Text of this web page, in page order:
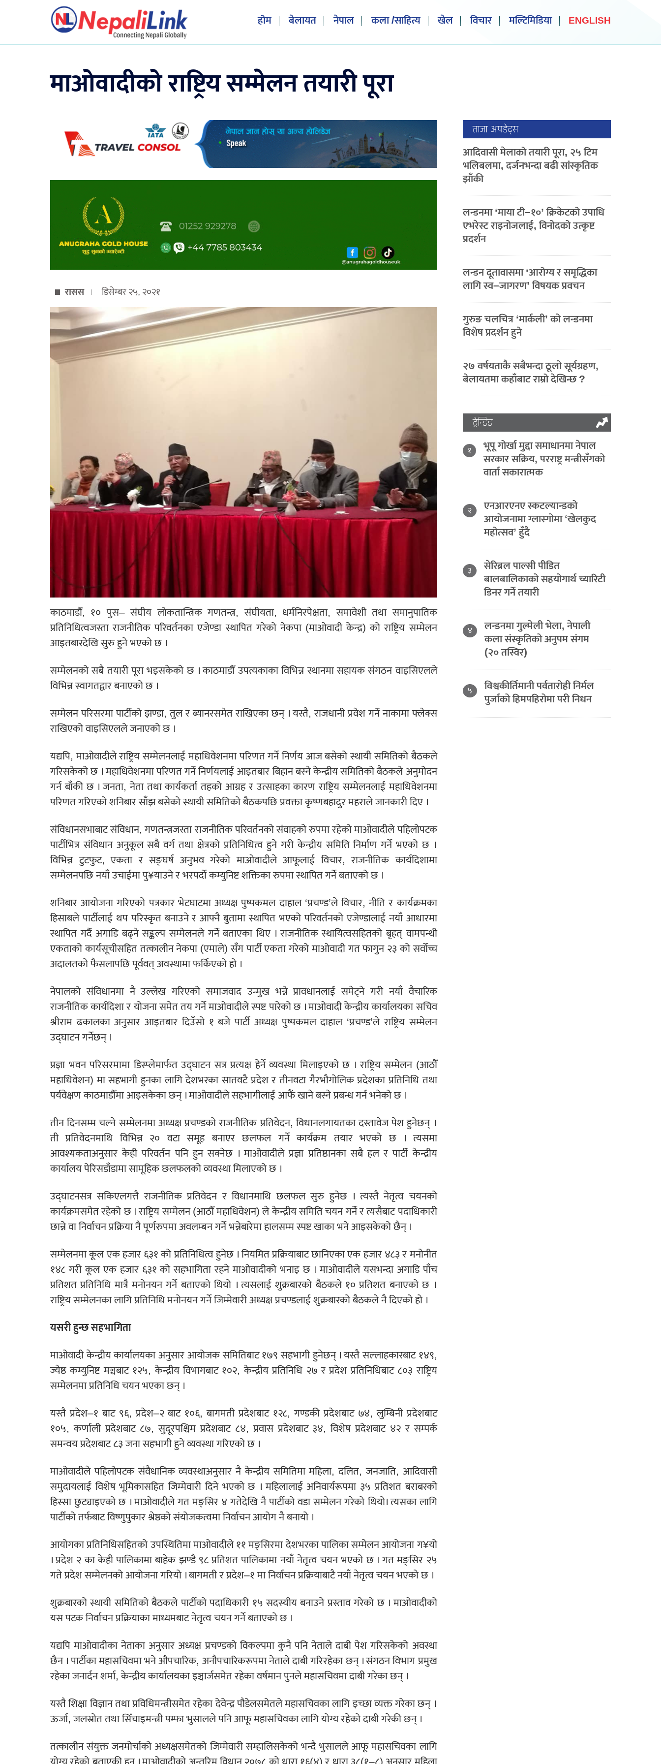
होम बेलायत नेपाल कला /साहित्य खेल विचार मल्टिमिडिया ENGLISH
माओवादीको राष्ट्रिय सम्मेलन तयारी पूरा
रासस डिसेम्बर २५, २०२१
काठमाडौँ, १० पुस– संघीय लोकतान्त्रिक गणतन्त्र, संघीयता, धर्मनिरपेक्षता, समावेशी तथा समानुपातिक
प्रतिनिधित्वजस्ता राजनीतिक परिवर्तनका एजेण्डा स्थापित गरेको नेकपा (माओवादी केन्द्र) को राष्ट्रिय सम्मेलन
आइतबारदेखि सुरु हुने भएको छ ।
सम्मेलनको सबै तयारी पूरा भइसकेको छ । काठमाडौँ उपत्यकाका विभिन्न स्थानमा सहायक संगठन वाइसिएलले
विभिन्न स्वागतद्वार बनाएको छ ।
सम्मेलन परिसरमा पार्टीको झण्डा, तुल र ब्यानरसमेत राखिएका छन् । यस्तै, राजधानी प्रवेश गर्ने नाकामा फ्लेक्स
राखिएको वाइसिएलले जनाएको छ ।
यद्यपि, माओवादीले राष्ट्रिय सम्मेलनलाई महाधिवेशनमा परिणत गर्ने निर्णय आज बसेको स्थायी समितिको बैठकले
गरिसकेको छ । महाधिवेशनमा परिणत गर्ने निर्णयलाई आइतबार बिहान बस्ने केन्द्रीय समितिको बैठकले अनुमोदन
गर्न बाँकी छ । जनता, नेता तथा कार्यकर्ता तहको आग्रह र उत्साहका कारण राष्ट्रिय सम्मेलनलाई महाधिवेशनमा
परिणत गरिएको शनिबार साँझ बसेको स्थायी समितिको बैठकपछि प्रवक्ता कृष्णबहादुर महराले जानकारी दिए ।
संविधानसभाबाट संविधान, गणतन्त्रजस्ता राजनीतिक परिवर्तनको संवाहको रुपमा रहेको माओवादीले पहिलोपटक
पार्टीभित्र संविधान अनुकूल सबै वर्ग तथा क्षेत्रको प्रतिनिधित्व हुने गरी केन्द्रीय समिति निर्माण गर्ने भएको छ ।
विभिन्न टुटफुट, एकता र सङ्घर्ष अनुभव गरेको माओवादीले आफूलाई विचार, राजनीतिक कार्यदिशामा
सम्मेलनपछि नयाँ उचाईमा पु¥याउने र भरपर्दो कम्युनिष्ट शक्तिका रुपमा स्थापित गर्ने बताएको छ ।
शनिबार आयोजना गरिएको पत्रकार भेटघाटमा अध्यक्ष पुष्पकमल दाहाल ‘प्रचण्ड’ले विचार, नीति र कार्यक्रमका
हिसाबले पार्टीलाई थप परिस्कृत बनाउने र आफ्नै बुतामा स्थापित भएको परिवर्तनको एजेण्डालाई नयाँ आधारमा
स्थापित गर्दै अगाडि बढ्ने सङ्कल्प सम्मेलनले गर्ने बताएका थिए । राजनीतिक स्थायित्वसहितको बृहत् वामपन्थी
एकताको कार्यसूचीसहित तत्कालीन नेकपा (एमाले) सँग पार्टी एकता गरेको माओवादी गत फागुन २३ को सर्वोच्च
अदालतको फैसलापछि पूर्ववत् अवस्थामा फर्किएको हो ।
नेपालको संविधानमा नै उल्लेख गरिएको समाजवाद उन्मुख भन्ने प्रावधानलाई समेट्ने गरी नयाँ वैचारिक
राजनीतिक कार्यदिशा र योजना समेत तय गर्ने माओवादीले स्पष्ट पारेको छ । माओवादी केन्द्रीय कार्यालयका सचिव
श्रीराम ढकालका अनुसार आइतबार दिउँसो १ बजे पार्टी अध्यक्ष पुष्पकमल दाहाल ‘प्रचण्ड’ले राष्ट्रिय सम्मेलन
उद्घाटन गर्नेछन् ।
प्रज्ञा भवन परिसरमामा डिस्प्लेमार्फत उद्घाटन सत्र प्रत्यक्ष हेर्ने व्यवस्था मिलाइएको छ । राष्ट्रिय सम्मेलन (आठौँ
महाधिवेशन) मा सहभागी हुनका लागि देशभरका सातवटै प्रदेश र तीनवटा गैरभौगोलिक प्रदेशका प्रतिनिधि तथा
पर्यवेक्षण काठमाडौँमा आइसकेका छन् । माओवादीले सहभागीलाई आफैं खाने बस्ने प्रबन्ध गर्न भनेको छ ।
तीन दिनसम्म चल्ने सम्मेलनमा अध्यक्ष प्रचण्डको राजनीतिक प्रतिवेदन, विधानलगायतका दस्तावेज पेश हुनेछन् ।
ती प्रतिवेदनमाथि विभिन्न २० वटा समूह बनाएर छलफल गर्ने कार्यक्रम तयार भएको छ । त्यसमा
आवश्यकताअनुसार केही परिवर्तन पनि हुन सक्नेछ । माओवादीले प्रज्ञा प्रतिष्ठानका सबै हल र पार्टी केन्द्रीय
कार्यालय पेरिसडाँडामा सामूहिक छलफलको व्यवस्था मिलाएको छ ।
उद्घाटनसत्र सकिएलगत्तै राजनीतिक प्रतिवेदन र विधानमाथि छलफल सुरु हुनेछ । त्यस्तै नेतृत्व चयनको
कार्यक्रमसमेत रहेको छ । राष्ट्रिय सम्मेलन (आठौँ महाधिवेशन) ले केन्द्रीय समिति चयन गर्ने र त्यसैबाट पदाधिकारी
छान्ने वा निर्वाचन प्रक्रिया नै पूर्णरुपमा अवलम्बन गर्ने भन्नेबारेमा हालसम्म स्पष्ट खाका भने आइसकेको छैन् ।
सम्मेलनमा कूल एक हजार ६३१ को प्रतिनिधित्व हुनेछ । नियमित प्रक्रियाबाट छानिएका एक हजार ४८३ र मनोनीत
१४८ गरी कूल एक हजार ६३१ को सहभागिता रहने माओवादीको भनाइ छ । माओवादीले यसभन्दा अगाडि पाँच
प्रतिशत प्रतिनिधि मात्रै मनोनयन गर्ने बताएको थियो । त्यसलाई शुक्रबारको बैठकले १० प्रतिशत बनाएको छ ।
राष्ट्रिय सम्मेलनका लागि प्रतिनिधि मनोनयन गर्ने जिम्मेवारी अध्यक्ष प्रचण्डलाई शुक्रबारको बैठकले नै दिएको हो ।
यसरी हुन्छ सहभागिता
माओवादी केन्द्रीय कार्यालयका अनुसार आयोजक समितिबाट १७९ सहभागी हुनेछन् । यस्तै सल्लाहकारबाट १४९,
ज्येष्ठ कम्युनिष्ट मञ्चबाट १२५, केन्द्रीय विभागबाट १०२, केन्द्रीय प्रतिनिधि २७ र प्रदेश प्रतिनिधिबाट ८०३ राष्ट्रिय
सम्मेलनमा प्रतिनिधि चयन भएका छन् ।
यस्तै प्रदेश–१ बाट ९६, प्रदेश–२ बाट १०६, बागमती प्रदेशबाट १२८, गण्डकी प्रदेशबाट ७४, लुम्बिनी प्रदेशबाट
१०५, कर्णाली प्रदेशबाट ८७, सुदूरपश्चिम प्रदेशबाट ८४, प्रवास प्रदेशबाट ३४, विशेष प्रदेशबाट ४२ र सम्पर्क
समन्वय प्रदेशबाट ८३ जना सहभागी हुने व्यवस्था गरिएको छ ।
माओवादीले पहिलोपटक संवैधानिक व्यवस्थाअनुसार नै केन्द्रीय समितिमा महिला, दलित, जनजाति, आदिवासी
समुदायलाई विशेष भूमिकासहित जिम्मेवारी दिने भएको छ । महिलालाई अनिवार्यरूपमा ३५ प्रतिशत बराबरको
हिस्सा छुट्याइएको छ । माओवादीले गत मङ्सिर ४ गतेदेखि नै पार्टीको वडा सम्मेलन गरेको थियो। त्यसका लागि
पार्टीको तर्फबाट विष्णुपुकार श्रेष्ठको संयोजकत्वमा निर्वाचन आयोग नै बनायो ।
आयोगका प्रतिनिधिसहितको उपस्थितिमा माओवादीले ११ मङ्सिरमा देशभरका पालिका सम्मेलन आयोजना ग¥यो
। प्रदेश २ का केही पालिकामा बाहेक झण्डै ९८ प्रतिशत पालिकामा नयाँ नेतृत्व चयन भएको छ । गत मङ्सिर २५
गते प्रदेश सम्मेलनको आयोजना गरियो । बागमती र प्रदेश–१ मा निर्वाचन प्रक्रियाबाटै नयाँ नेतृत्व चयन भएको छ ।
शुक्रबारको स्थायी समितिको बैठकले पार्टीको पदाधिकारी १५ सदस्यीय बनाउने प्रस्ताव गरेको छ । माओवादीको
यस पटक निर्वाचन प्रक्रियाका माध्यमबाट नेतृत्व चयन गर्ने बताएको छ ।
यद्यपि माओवादीका नेताका अनुसार अध्यक्ष प्रचण्डको विकल्पमा कुनै पनि नेताले दाबी पेश गरिसकेको अवस्था
छैन । पार्टीका महासचिवमा भने औपचारिक, अनौपचारिकरूपमा नेताले दाबी गरिरहेका छन् । संगठन विभाग प्रमुख
रहेका जनार्दन शर्मा, केन्द्रीय कार्यालयका इञ्चार्जसमेत रहेका वर्षमान पुनले महासचिवमा दाबी गरेका छन् ।
यस्तै शिक्षा विज्ञान तथा प्रविधिमन्त्रीसमेत रहेका देवेन्द्र पौडेलसमेतले महासचिवका लागि इच्छा व्यक्त गरेका छन् ।
ऊर्जा, जलस्रोत तथा सिँचाइमन्त्री पम्फा भुसालले पनि आफू महासचिवका लागि योग्य रहेको दाबी गरेकी छन् ।
तत्कालीन संयुक्त जनमोर्चाको अध्यक्षसमेतको जिम्मेवारी सम्हालिसकेको भन्दै भुसालले आफू महासचिवका लागि
ताजा अपडेट्स
आदिवासी मेलाको तयारी पूरा, २५ टिम
भलिबलमा, दर्जनभन्दा बढी सांस्कृतिक
झाँकी
लन्डनमा ‘माया टी–१०’ क्रिकेटको उपाधि
एभरेस्ट राइनोजलाई, विनोदको उत्कृष्ट
प्रदर्शन
लन्डन दूतावासमा ‘आरोग्य र समृद्धिका
लागि स्व–जागरण’ विषयक प्रवचन
गुरुङ चलचित्र ‘मार्कली’ को लन्डनमा
विशेष प्रदर्शन हुने
२७ वर्षयताकै सबैभन्दा ठूलो सूर्यग्रहण,
बेलायतमा कहाँबाट राम्रो देखिन्छ ?
ट्रेन्डिङ
१ भूपू गोर्खा मुद्दा समाधानमा नेपाल
सरकार सक्रिय, परराष्ट्र मन्त्रीसँगको
वार्ता सकारात्मक
२ एनआरएनए स्कटल्यान्डको
आयोजनामा ग्लास्गोमा ‘खेलकुद
महोत्सव’ हुँदै
३ सेरिब्रल पाल्सी पीडित
बालबालिकाको सहयोगार्थ च्यारिटी
डिनर गर्ने तयारी
४ लन्डनमा गुल्मेली भेला, नेपाली
कला संस्कृतिको अनुपम संगम
(२० तस्विर)
५ विश्वकीर्तिमानी पर्वतारोही निर्मल
पुर्जाको हिमपहिरोमा परी निधन